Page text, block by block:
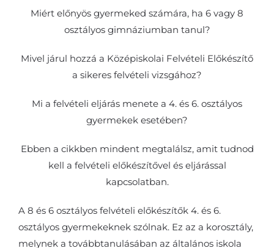
Miért előnyös gyermeked számára, ha 6 vagy 8
osztályos gimnáziumban tanul?
Mivel járul hozzá a Középiskolai Felvételi Előkészítő
a sikeres felvételi vizsgához?
Mi a felvételi eljárás menete a 4. és 6. osztályos
gyermekek esetében?
Ebben a cikkben mindent megtalálsz, amit tudnod
kell a felvételi előkészítővel és eljárással
kapcsolatban.
A 8 és 6 osztályos felvételi előkészítők 4. és 6.
osztályos gyermekeknek szólnak. Ez az a korosztály,
melynek a továbbtanulásában az általános iskola